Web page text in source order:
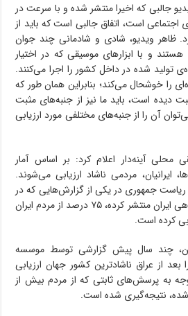
جالبی که اخیرا منتشر شده و با سرعت در
است، اتفاق جالبی است که باید از
ظاهر ویدیو، شادی و شادمانی چند جوان
و با ابزارهای موسیقی که در اختیار
تولید شده در داخل کشور را اجرا می‌کنند.
را خوشحال می‌کند؛ بنابراین همان طور که
دیده است، باید ما نیز از جنبه‌های مثبت
آن را از جنبه‌های مختلفی مورد ارزیابی
محلی آینه‌دار اعلام کرد: بر اساس آمار
مردمی ناشاد ارزیابی می‌شوند.
جمهوری در یکی از گزارش‌هایی که در
سال ۱۳۹۶ به عنوان آینده پژوهی ایران منتشر کرده، ۷۵ درصد از مردم ایران
کرده است.
چند سال پیش گزارشی توسط موسسه
از عراق ناشادترین کشور جهان ارزیابی
به پرسش‌های ثابتی که از مردم بیش از